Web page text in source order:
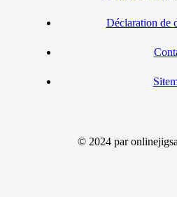
Déclaration de
© 2024 par